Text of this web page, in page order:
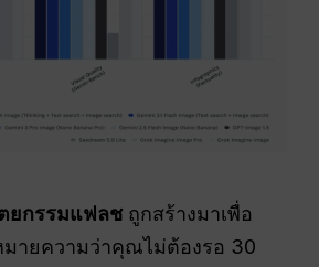
ยกรรมแฟลช ถูกสร้างมาเพื่อ
มายความว่าคุณไม่ต้องรอ 30